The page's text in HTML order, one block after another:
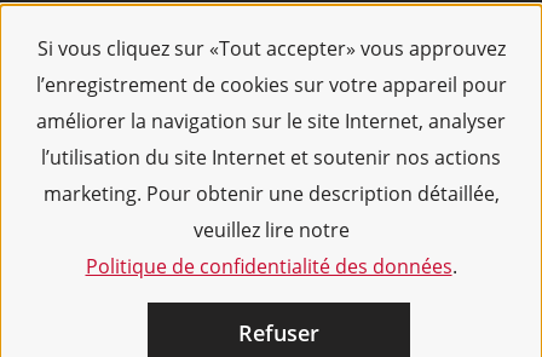
Si vous cliquez sur «Tout accepter» vous approuvez
l’enregistrement de cookies sur votre appareil pour
améliorer la navigation sur le site Internet, analyser
l’utilisation du site Internet et soutenir nos actions
marketing. Pour obtenir une description détaillée,
veuillez lire notre
Politique de confidentialité des données.
Refuser